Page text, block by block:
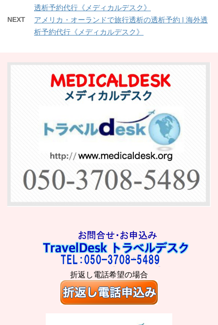
透析予約代行《メディカルデスク》
NEXT
アメリカ・オーランドで旅行透析の透析予約 | 海外透
析予約代行《メディカルデスク》
折返し電話希望の場合